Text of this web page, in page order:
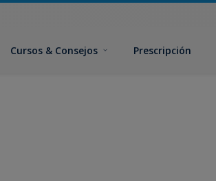
Cursos & Consejos Prescripción